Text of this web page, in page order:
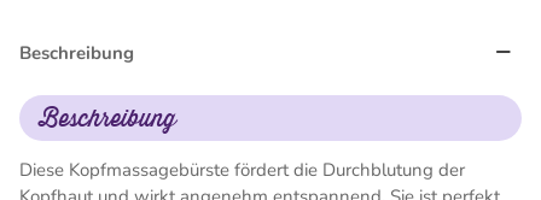
Beschreibung
Beschreibung
Diese Kopfmassagebürste fördert die Durchblutung der